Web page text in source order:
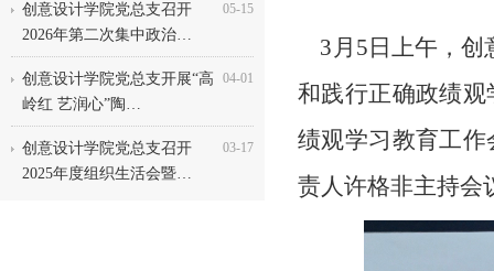
05-15
创意设计学院党总支召开
2026年第二次集中政治…
04-01
创意设计学院党总支开展“高
岭红 艺润心”陶…
03-17
创意设计学院党总支召开
2025年度组织生活会暨…
3月5日上午，创
和践行正确政绩
绩观学习教育工
责人许格非主持会